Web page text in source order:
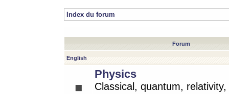
Index du forum
Forum
English
Physics
Classical, quantum,